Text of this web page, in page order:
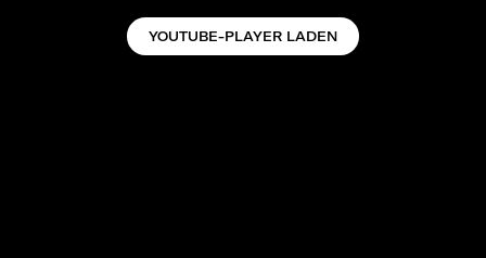
YOUTUBE-PLAYER LADEN